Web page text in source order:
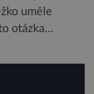
uměle
otázka…